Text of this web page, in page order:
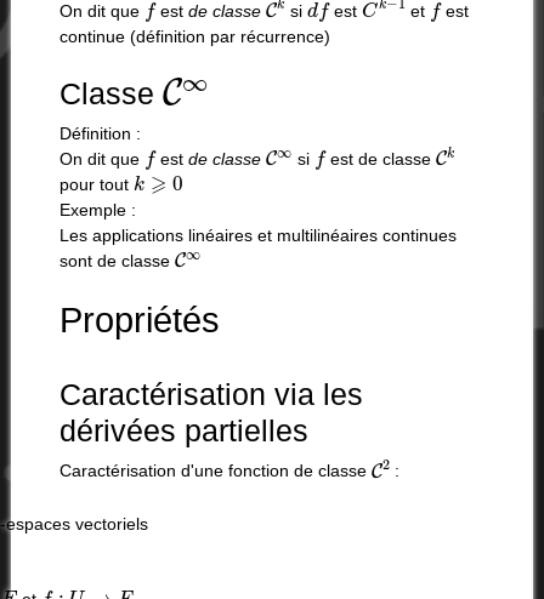
On dit que
estde classe si est et
est
continue (définition par récurrence)
Classe
C∞
Définition :
On dit que
estde classeC∞ si est de classeCk
pour tout k ⩾0
Exemple :
Les applications linéaires et multilinéaires continues
sont de classe C∞
Propriétés
Caractérisation via les
dérivées partielles
Caractérisation d'une fonction de classe C2 :
-espaces vectoriels
E :U →